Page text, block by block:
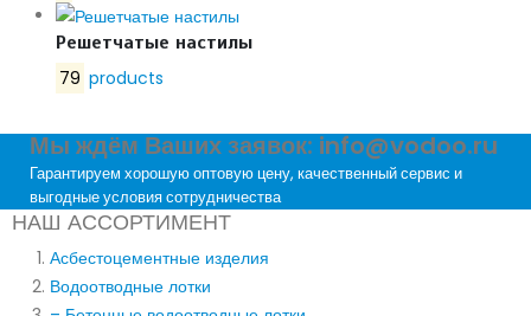
Решетчатые настилы
79 products
Мы ждём Ваших заявок: info@vodoo.ru
Гарантируем хорошую оптовую цену, качественный сервис и
выгодные условия сотрудничества
НАШ АССОРТИМЕНТ
Асбестоцементные изделия
Водоотводные лотки